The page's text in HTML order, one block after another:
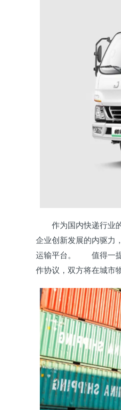
作为国内快递行业的
企业创新发展的内驱力
运输平台。 值得一提
作协议，双方将在城市